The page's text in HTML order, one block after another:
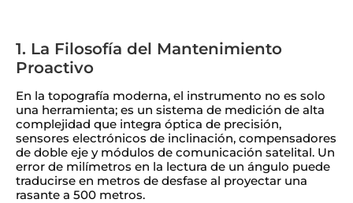
1. La Filosofía del Mantenimiento
Proactivo
En la topografía moderna, el instrumento no es solo
una herramienta; es un sistema de medición de alta
complejidad que integra óptica de precisión,
sensores electrónicos de inclinación, compensadores
de doble eje y módulos de comunicación satelital. Un
error de milímetros en la lectura de un ángulo puede
traducirse en metros de desfase al proyectar una
rasante a 500 metros.